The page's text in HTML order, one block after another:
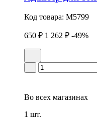
Код товара: M5799
650 ₽ 1 262 ₽ -49%
Во всех магазинах
1 шт.